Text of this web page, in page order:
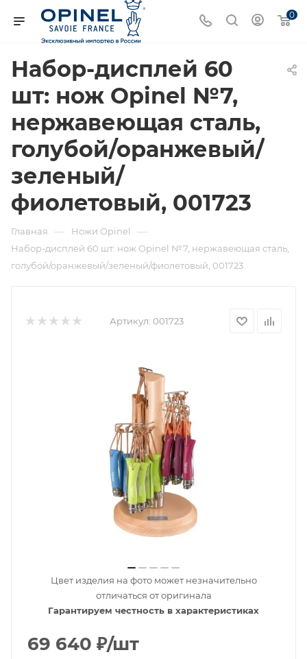
0
Набор-дисплей 60
шт: нож Opinel №7,
нержавеющая сталь,
голубой/оранжевый/
зеленый/
фиолетовый, 001723
Главная — Ножи Opinel —
Набор-дисплей 60 шт: нож Opinel №7, нержавеющая сталь,
голубой/оранжевый/зеленый/фиолетовый, 001723
Артикул: 001723
Цвет изделия на фото может незначительно
отличаться от оригинала
Гарантируем честность в характеристиках
69 640 ₽/шт